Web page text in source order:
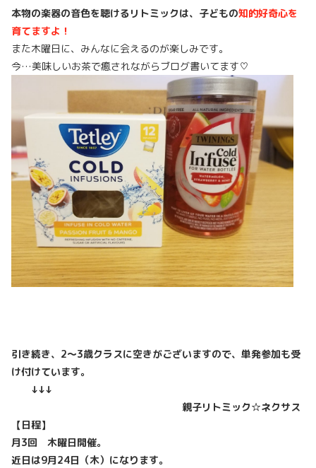
本物の楽器の音色を聴けるリトミックは、子どもの知的好奇心を
育てますよ！
また木曜日に、みんなに会えるのが楽しみです。
今…美味しいお茶で癒されながらブログ書いてます♡
引き続き、2～3歳クラスに空きがございますので、単発参加も受
け付けています。
↓↓↓
親子リトミック☆ネクサス
【日程】
月3回 木曜日開催。
近日は9月24日（木）になります。